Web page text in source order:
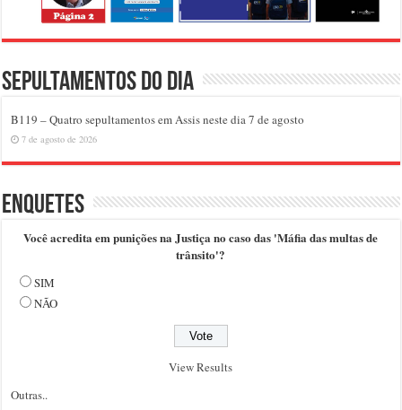
Sepultamentos do dia
B119 – Quatro sepultamentos em Assis neste dia 7 de agosto
7 de agosto de 2026
Enquetes
Você acredita em punições na Justiça no caso das 'Máfia das multas de
trânsito'?
SIM
NÃO
View Results
Outras..